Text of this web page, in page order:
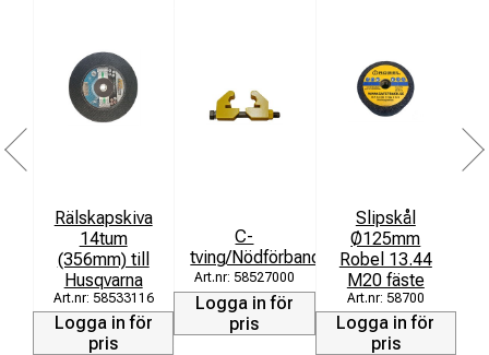
Rälskapskiva
14tum
(356mm) till
Husqvarna
58533116
Logga in för
pris
C-
tving/Nödförband
58527000
Logga in för
pris
Slipskål
Ø125mm
Robel 13.44
M20 fäste
58700
Logga in för
pris